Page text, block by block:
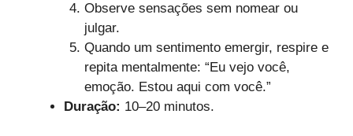
Observe sensações sem nomear ou
julgar.
Quando um sentimento emergir, respire e
repita mentalmente: “Eu vejo você,
emoção. Estou aqui com você.”
Duração: 10–20 minutos.